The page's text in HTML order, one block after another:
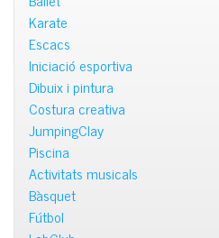
Karate
Escacs
Iniciació esportiva
Dibuix i pintura
Costura creativa
JumpingClay
Piscina
Activitats musicals
Bàsquet
Fútbol